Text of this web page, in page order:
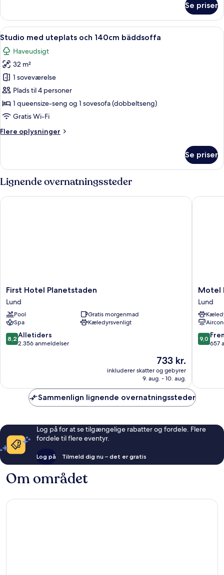
med
enkeltsenge
2
enkeltsenge
Se priser
Indlæs
alle
billeder
af
Studio
med
uteplats
och
bäddsoffa
En moderne bygning med en
2
Studio med uteplats och 140cm bäddsoffa
Haveudsigt
32 m²
1 soveværelse
Plads til 4 personer
1 queensize-seng og 1 sovesofa (dobbeltseng)
Gratis Wi-Fi
Flere oplysninger
Flere
med
uteplats
och
140cm
bäddsoffa
Se priser
Lignende overnatningssteder
First
Hotel
Planetstaden
Lund
First Hotel Planetstaden
Lund
Pool
Gratis morgenmad
Spa
Kæledyrsvenligt
8.2
ud
anmeldelser
8,2 Alletiders
2.356 anmeldelser
Prisen
733 kr.
733 kr.
inkluderer skatter og gebyrer
9. aug. - 10. aug.
First Hotel Planetstaden
Motel
L
Lund
Lund
Motel
Lund
9.0
ud
9,0
657
Motel L
Sammenlign lignende overnatningssteder
Log på for at se tilgængelige rabatter og fordele. Flere
fordele til flere eventyr.
Log på Tilmeld dig nu – det er gratis
Om området